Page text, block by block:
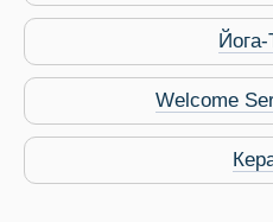
Welcome